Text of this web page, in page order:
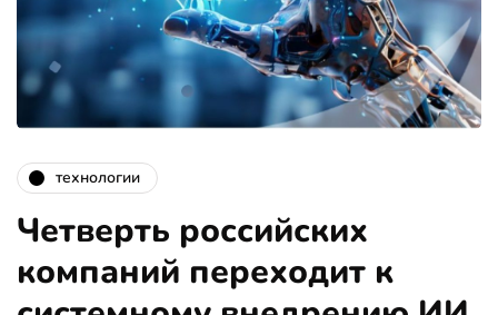
технологии
Четверть российских
компаний переходит к